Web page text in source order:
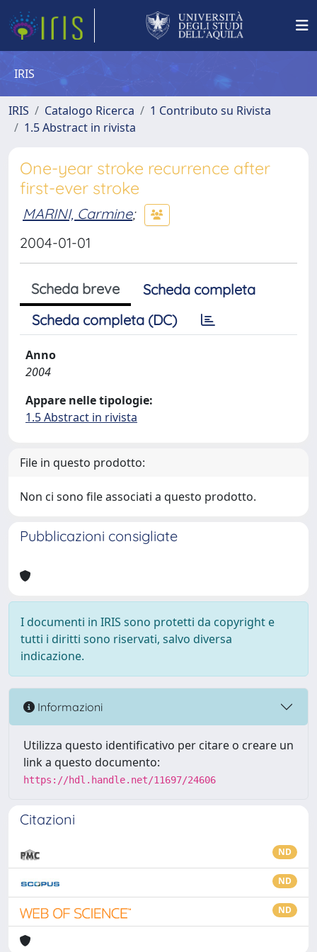
IRIS
IRIS Catalogo Ricerca
1 Contributo su Rivista
1.5 Abstract in rivista
One-year stroke recurrence after
first-ever stroke
MARINI, Carmine;
2004-01-01
Scheda breve
Scheda completa
Scheda completa (DC)
Anno
2004
Appare nelle tipologie:
1.5 Abstract in rivista
File in questo prodotto:
Non ci sono file associati a questo prodotto.
Pubblicazioni consigliate
I documenti in IRIS sono protetti da copyright e
tutti i diritti sono riservati, salvo diversa
indicazione.
Informazioni
Utilizza questo identificativo per citare o creare un
link a questo documento:
https://hdl.handle.net/11697/24606
Citazioni
ND
ND
ND